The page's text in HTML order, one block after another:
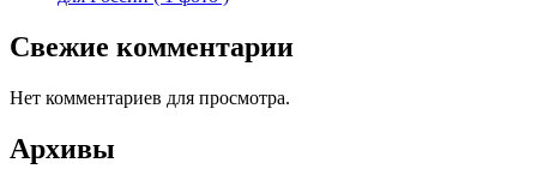
Свежие комментарии
Нет комментариев для просмотра.
Архивы